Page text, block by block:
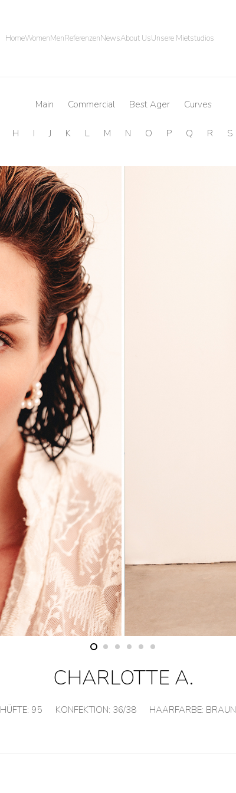
HomeWomenMenReferenzenNewsAbout UsUnsere Mietstudios
Main Commercial Best Ager Curves
H I J K L M N O P Q R S
CHARLOTTE A.
HÜFTE: 95 KONFEKTION: 36/38 HAARFARBE: BRAUN